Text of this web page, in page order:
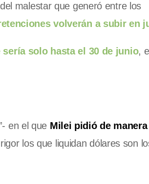
malestar que generó entre los
volverán a subir en
solo hasta el 30 de junio,
en el que Milei pidió de
los que liquidan dólares son